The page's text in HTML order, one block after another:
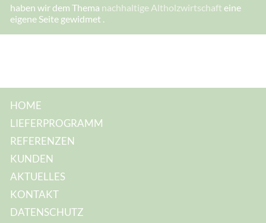
haben wir dem Thema nachhaltige Altholzwirtschaft eine
eigene Seite gewidmet .
HOME
LIEFERPROGRAMM
REFERENZEN
KUNDEN
AKTUELLES
KONTAKT
DATENSCHUTZ